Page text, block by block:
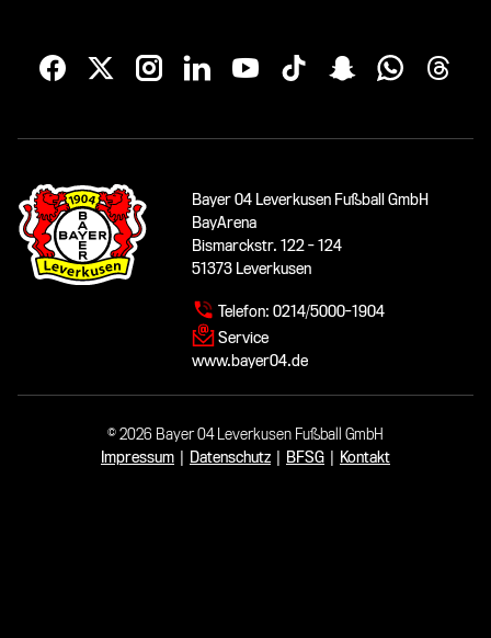
Bayer 04 Leverkusen Fußball GmbH
BayArena
Bismarckstr. 122 - 124
51373 Leverkusen
Telefon: 0214/5000-1904
Service
www.bayer04.de
© 2026 Bayer 04 Leverkusen Fußball GmbH
Impressum
Datenschutz BFSG Kontakt